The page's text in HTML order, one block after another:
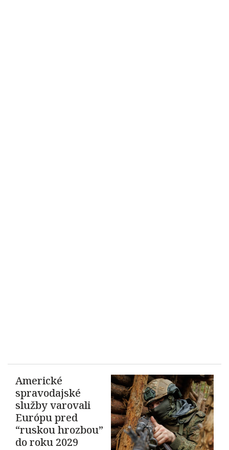
Americké
spravodajské
služby varovali
Európu pred
“ruskou hrozbou”
do roku 2029